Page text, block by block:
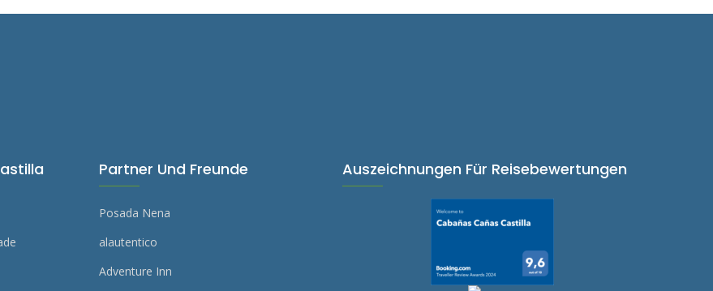
Partner Und Freunde
Posada Nena
alautentico
Adventure Inn
Auszeichnungen Für Reisebewertungen